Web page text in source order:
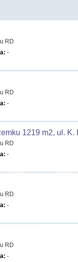
RD
-
RD
-
1219 m2, ul. K.
RD
-
RD
-
RD
-